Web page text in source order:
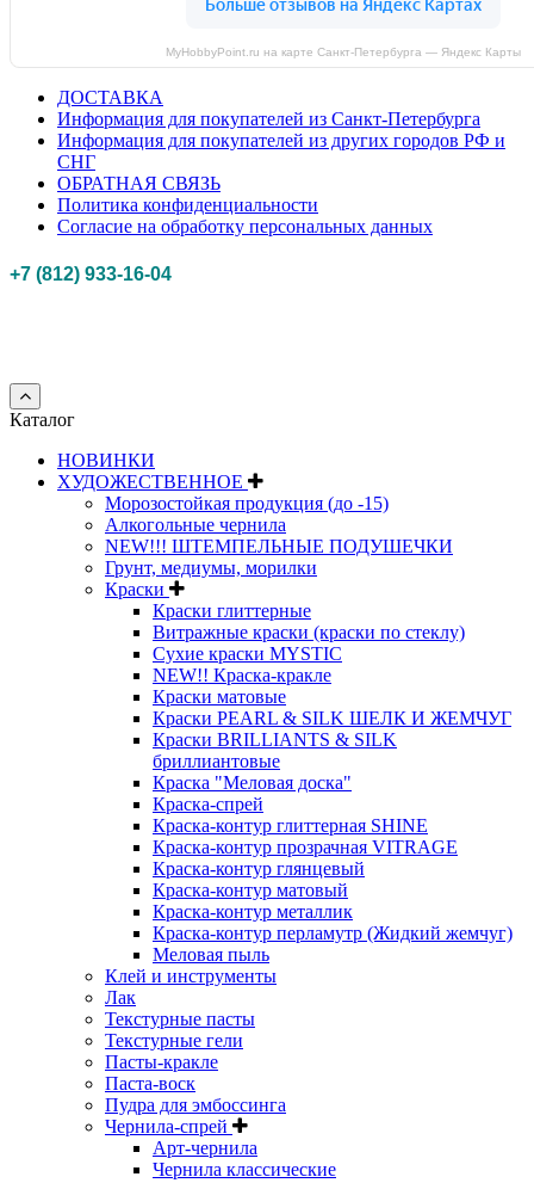
MyHobbyPoint.ru на карте Санкт‑Петербурга — Яндекс Карты
ДОСТАВКА
Информация для покупателей из Санкт-Петербурга
Информация для покупателей из других городов РФ и
СНГ
ОБРАТНАЯ СВЯЗЬ
Политика конфиденциальности
Согласие на обработку персональных данных
+7 (812) 933-16-04
Каталог
НОВИНКИ
ХУДОЖЕСТВЕННОЕ
Морозостойкая продукция (до -15)
Алкогольные чернила
NEW!!! ШТЕМПЕЛЬНЫЕ ПОДУШЕЧКИ
Грунт, медиумы, морилки
Краски
Краски глиттерные
Витражные краски (краски по стеклу)
Сухие краски MYSTIC
NEW!! Краска-кракле
Краски матовые
Краски PEARL & SILK ШЕЛК И ЖЕМЧУГ
Краски BRILLIANTS & SILK
бриллиантовые
Краска "Меловая доска"
Краска-спрей
Краска-контур глиттерная SHINE
Краска-контур прозрачная VITRAGE
Краска-контур глянцевый
Краска-контур матовый
Краска-контур металлик
Краска-контур перламутр (Жидкий жемчуг)
Меловая пыль
Клей и инструменты
Лак
Текстурные пасты
Текстурные гели
Пасты-кракле
Паста-воск
Пудра для эмбоссинга
Чернила-спрей
Арт-чернила
Чернила классические